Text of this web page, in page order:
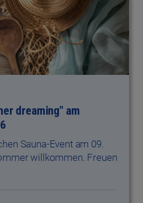
dreaming" am
Sauna-Event am 09.
willkommen. Freuen